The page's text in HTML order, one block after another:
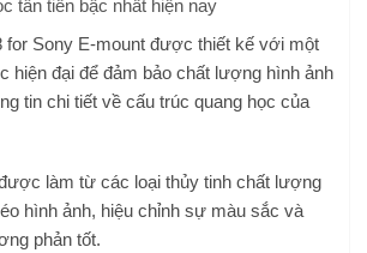
tân tiến bậc nhất hiện nay
for Sony E-mount được thiết kế với một
hiện đại để đảm bảo chất lượng hình ảnh
tin chi tiết về cấu trúc quang học của
làm từ các loại thủy tinh chất lượng
hình ảnh, hiệu chỉnh sự màu sắc và
phản tốt.